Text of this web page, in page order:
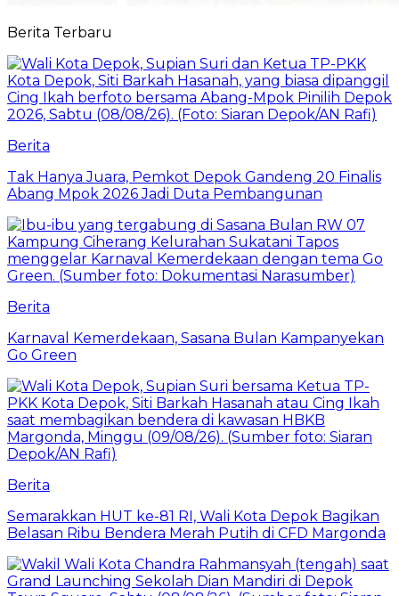
Berita Terbaru
Berita
Tak Hanya Juara, Pemkot Depok Gandeng 20 Finalis
Abang Mpok 2026 Jadi Duta Pembangunan
Berita
Karnaval Kemerdekaan, Sasana Bulan Kampanyekan
Go Green
Berita
Semarakkan HUT ke-81 RI, Wali Kota Depok Bagikan
Belasan Ribu Bendera Merah Putih di CFD Margonda